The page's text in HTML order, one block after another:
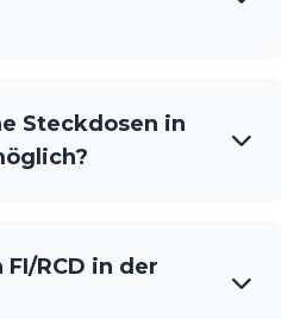
Steckdosen in
RCD in der